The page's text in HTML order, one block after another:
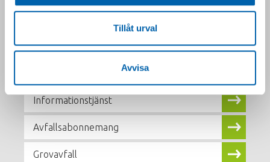
Tillåt urval
Avvisa
Välkommen att ställa dina frågor, vi återkommer så
Kundservice
Informationstjänst
Avfallsabonnemang
Grovavfall